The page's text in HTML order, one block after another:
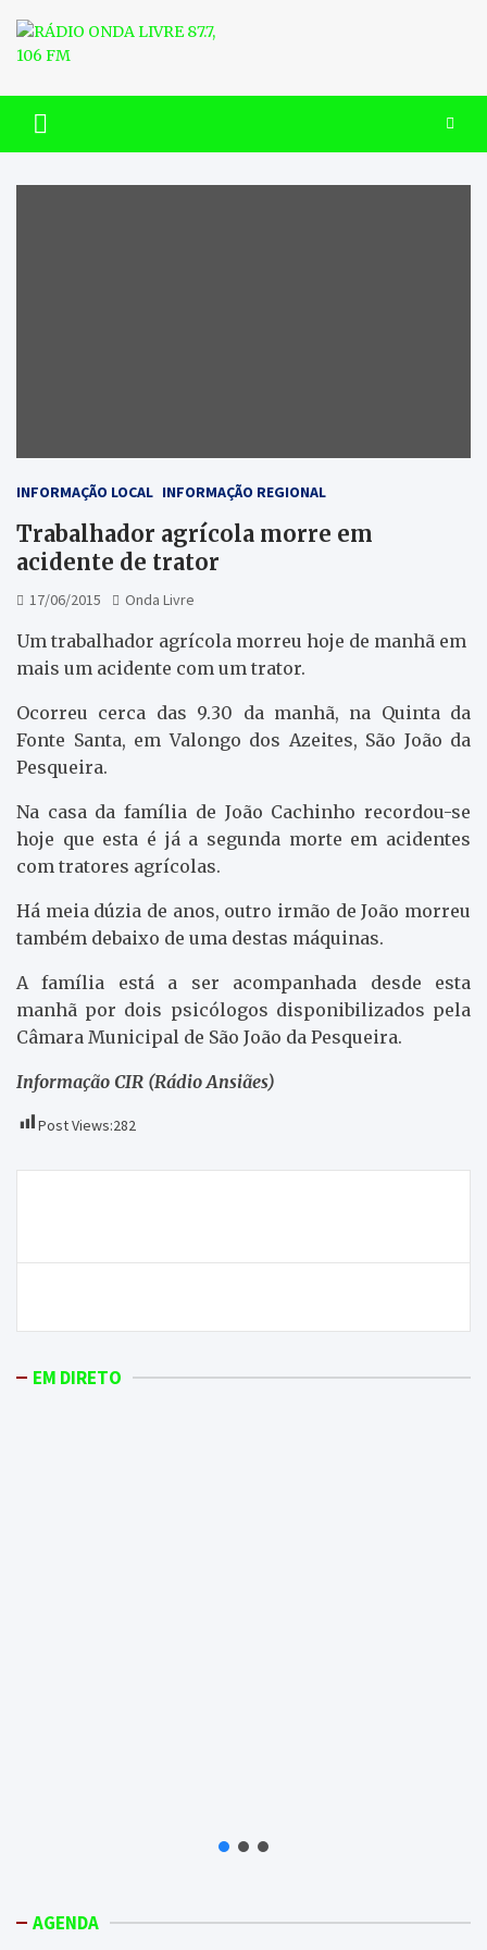
content
RÁDIO ONDA LIVRE 87.7, 106
FM
INFORMAÇÃO LOCAL INFORMAÇÃO REGIONAL
Trabalhador agrícola morre em
acidente de trator
17/06/2015 Onda Livre
Um trabalhador agrícola morreu hoje de manhã em
mais um acidente com um trator.
Ocorreu cerca das 9.30 da manhã, na Quinta da
Fonte Santa, em Valongo dos Azeites, São João da
Pesqueira.
Na casa da família de João Cachinho recordou-se
hoje que esta é já a segunda morte em acidentes
com tratores agrícolas.
Há meia dúzia de anos, outro irmão de João morreu
também debaixo de uma destas máquinas.
A família está a ser acompanhada desde esta
manhã por dois psicólogos disponibilizados pela
Câmara Municipal de São João da Pesqueira.
Informação CIR (Rádio Ansiães)
Post Views:282
artigos
EM DIRETO
AGENDA